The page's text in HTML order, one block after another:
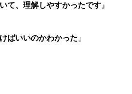
て、理解しやすかったです 』
ばいいのかわかった 』